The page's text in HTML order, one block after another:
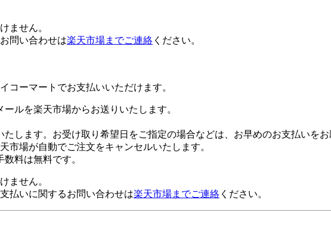
ません。
問い合わせは楽天市場までご連絡 ください。
コーマートでお支払いいただけます。
ルを楽天市場からお送りいたします。
します。お受け取り希望日をご指定の場合などは、お早めのお支払いをお
市場が自動でご注文をキャンセルいたします。
料は無料です。
ません。
払いに関するお問い合わせは楽天市場までご連絡 ください。